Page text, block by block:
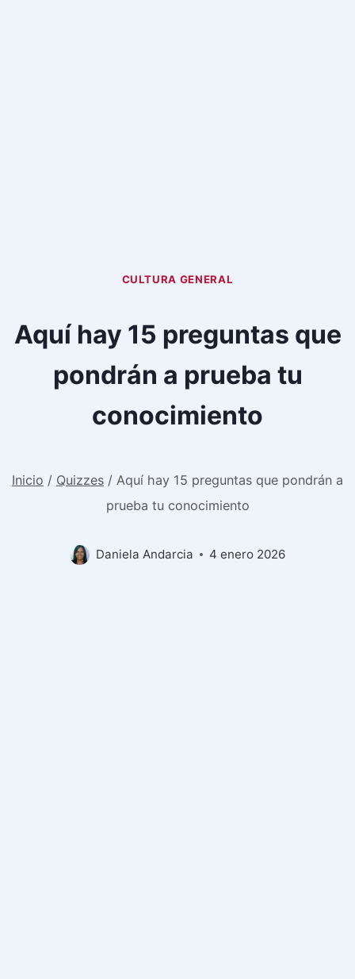
CULTURA GENERAL
Aquí hay 15 preguntas que
pondrán a prueba tu
conocimiento
Inicio / Quizzes / Aquí hay 15 preguntas que pondrán a
prueba tu conocimiento
Daniela Andarcia 4 enero 2026